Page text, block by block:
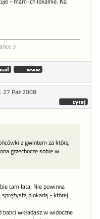
;)
27 Paź 2008
z gwintem za którą
grzechocze sobie w
tam lata. Nie powinna
sprężystą blokadą - której
wkładasz w widoczne